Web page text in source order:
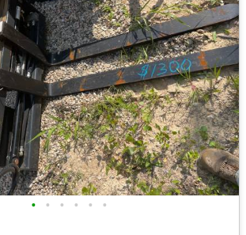
• • • • • •